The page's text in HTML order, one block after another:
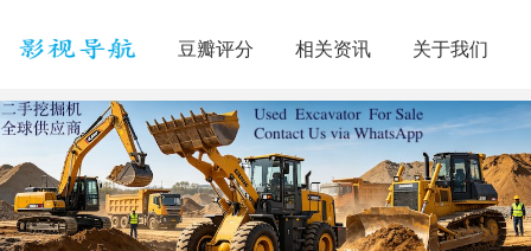
豆瓣评分 相关资讯 关于我们